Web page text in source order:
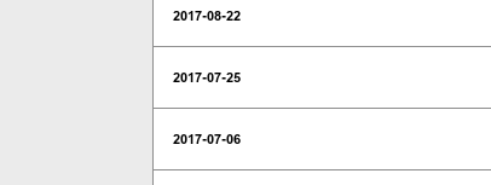
2017-08-22
2017-07-25
2017-07-06